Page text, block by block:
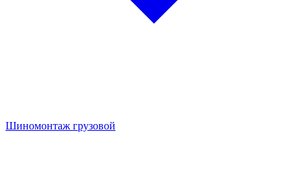
Шиномонтаж грузовой